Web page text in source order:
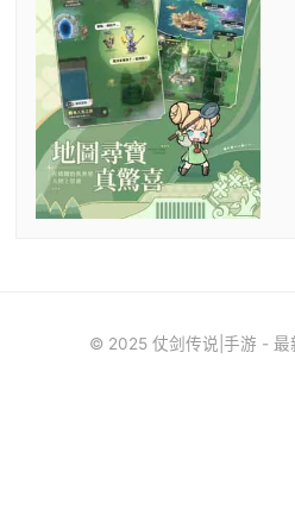
© 2025 仗剑传说|手游 - 最